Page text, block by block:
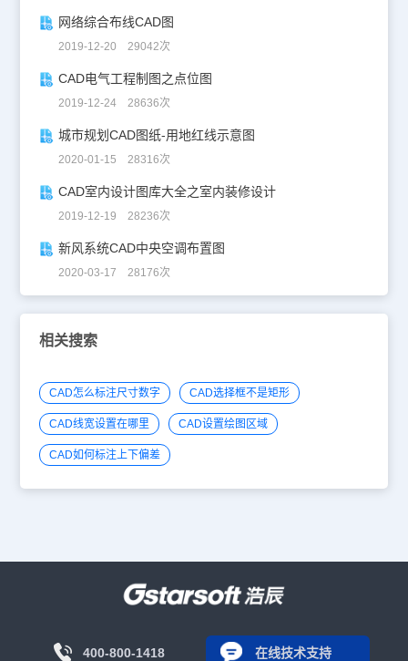
网络综合布线CAD图
2019-12-20 29042次
CAD电气工程制图之点位图
2019-12-24 28636次
城市规划CAD图纸-用地红线示意图
2020-01-15 28316次
CAD室内设计图库大全之室内装修设计
2019-12-19 28236次
新风系统CAD中央空调布置图
2020-03-17 28176次
相关搜索
CAD怎么标注尺寸数字 CAD选择框不是矩形
CAD线宽设置在哪里 CAD设置绘图区域
CAD如何标注上下偏差
400-800-1418 在线技术支持